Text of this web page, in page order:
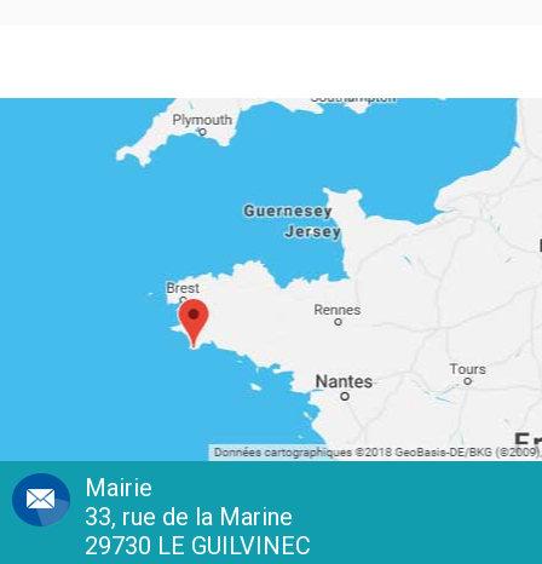
Mairie
33, rue de la Marine
29730 LE GUILVINEC